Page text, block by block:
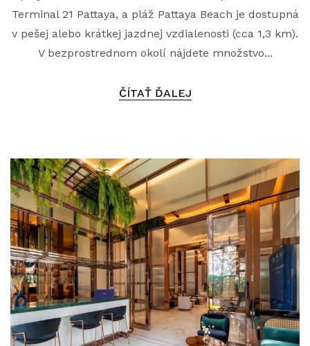
Terminal 21 Pattaya, a pláž Pattaya Beach je dostupná
v pešej alebo krátkej jazdnej vzdialenosti (cca 1,3 km).
V bezprostrednom okolí nájdete množstvo...
ČÍTAŤ ĎALEJ